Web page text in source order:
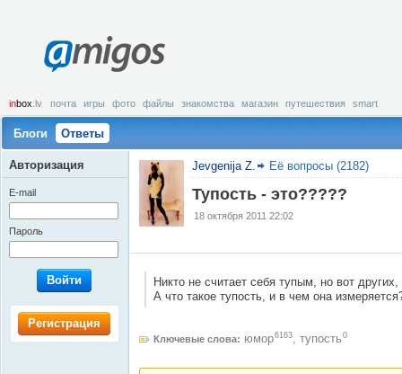
amigos
inbox .lv почта игры фото файлы знакомства магазин путешествия smart
Блоги Ответы
Jevgenija Z. Её вопросы (2182)
Тупость - это?????
18 октября 2011 22:02
Никто не считает себя тупым, но вот
А что такое тупость, и в чем она
Ключевые слова: юмор6163, тупость 0
Авторизация
E-mail
Пароль
Войти
Регистрация